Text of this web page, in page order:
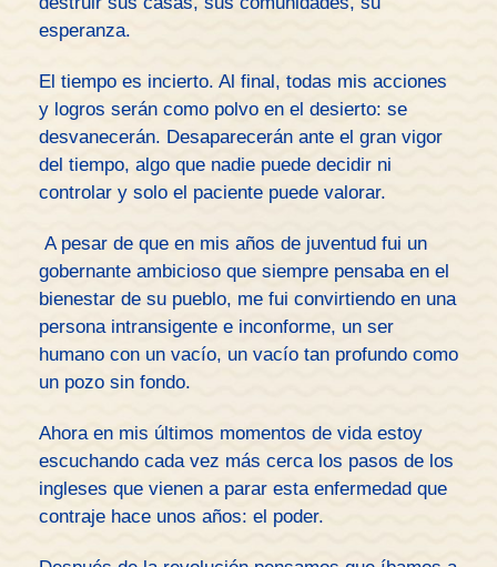
esperanza.
El tiempo es incierto. Al final, todas mis acciones
y logros serán como polvo en el desierto: se
desvanecerán. Desaparecerán ante el gran vigor
del tiempo, algo que nadie puede decidir ni
controlar y solo el paciente puede valorar.
A pesar de que en mis años de juventud fui un
gobernante ambicioso que siempre pensaba en el
bienestar de su pueblo, me fui convirtiendo en una
persona intransigente e inconforme, un ser
humano con un vacío, un vacío tan profundo como
un pozo sin fondo.
Ahora en mis últimos momentos de vida estoy
escuchando cada vez más cerca los pasos de los
ingleses que vienen a parar esta enfermedad que
contraje hace unos años: el poder.